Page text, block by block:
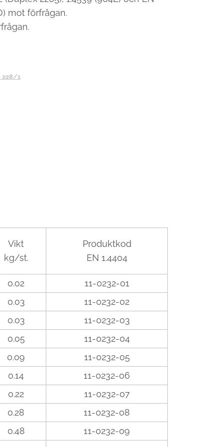
mot förfrågan.
228/1
Vikt
kg/st.
Produktkod
EN 1.4404
0.02
11-0232-01
0.03
11-0232-02
0.03
11-0232-03
0.05
11-0232-04
0.09
11-0232-05
0.14
11-0232-06
0.22
11-0232-07
0.28
11-0232-08
0.48
11-0232-09